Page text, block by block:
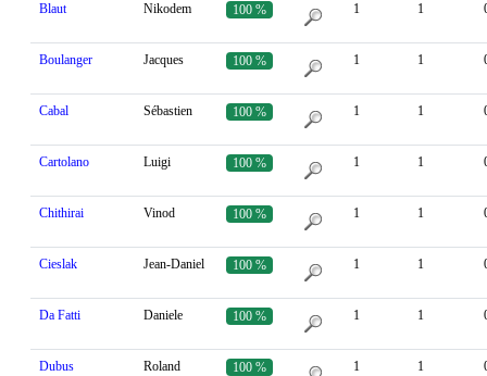
Blaut Nikodem 100 % 1 1
Boulanger Jacques 100 % 1 1
Cabal Sébastien 100 % 1 1
Cartolano Luigi 100 % 1 1
Chithirai Vinod 100 % 1 1
Cieslak Jean-Daniel 100 % 1 1
Da Fatti Daniele 100 % 1 1
Dubus Roland 100 % 1 1